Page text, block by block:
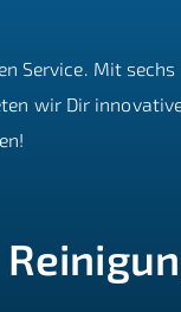
Service. Mit sechs
wir Dir